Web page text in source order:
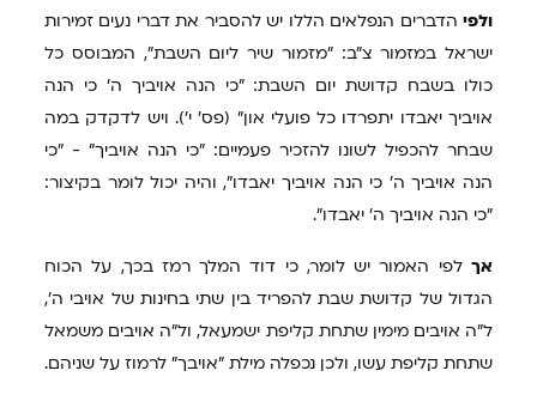
ולפי הדברים הנפלאים הללו יש להסביר את דברי נעים זמירות
ישראל במזמור צ"ב: "מזמור שיר ליום השבת", המבוסס כל
כולו בשבח קדושת יום השבת: "כי הנה אויביך ה' כי הנה
אויביך יאבדו יתפרדו כל פועלי און" (פס' י'). ויש לדקדק במה
שבחר להכפיל לשונו להזכיר פעמיים: "כי הנה אויביך" - "כי
הנה אויביך ה' כי הנה אויביך יאבדו", והיה יכול לומר בקיצור:
"כי הנה אויביך ה' יאבדו".
אך לפי האמור יש לומר, כי דוד המלך רמז בכך, על הכוח
הגדול של קדושת שבת להפריד בין שתי בחינות של אויבי ה',
ל"ה אויבים מימין שתחת קליפת ישמעאל, ול"ה אויבים משמאל
שתחת קליפת עשו, ולכן נכפלה מילת "אויבך" לרמוז על שניהם.